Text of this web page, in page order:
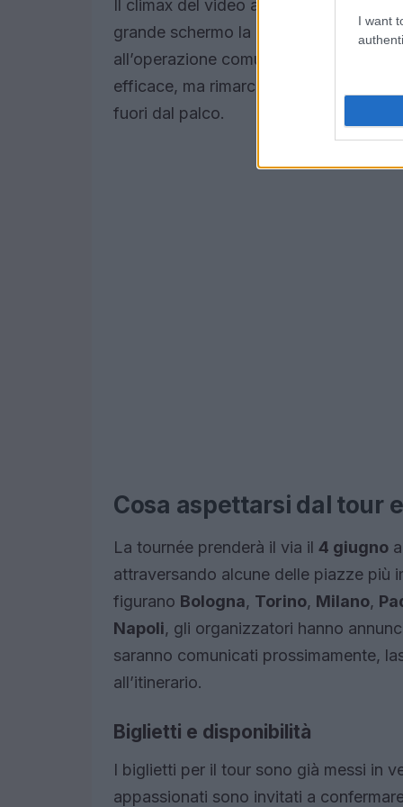
I want
Il climax del video avviene in una sala
grande schermo la rivelazione delle
all’operazione comunicativa. Questo
efficace, ma rimarca l’intenzione della
fuori dal palco.
Cosa aspettarsi dal tour
La tournée prenderà il via il 4 giugno a
attraversando alcune delle piazze più
figurano Bologna, Torino, Milano,
Napoli, gli organizzatori hanno
saranno comunicati prossimamente,
all’itinerario.
Biglietti e disponibilità
I biglietti per il tour sono già messi in
appassionati sono invitati a